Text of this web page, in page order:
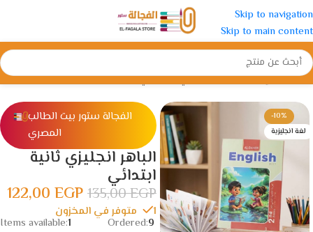
Skip to navigation
Skip to main content
الرئيسية/الإبتدائية/الصف الثاني الأبتدائي
-10%
لغة انجليزية
الفجالة ستور بيت الطالب
المصري
الباهر انجليزي ثانية
ابتدائي
135,00EGP
122,00 EGP
1 متوفر في المخزون
Ordered:9
Items available:1